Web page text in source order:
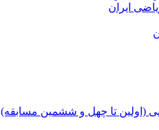
ایران
(اولین تا چهل‌ و ششمین مسابقه)